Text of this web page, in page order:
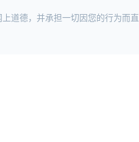
道德，并承担一切因您的行为而